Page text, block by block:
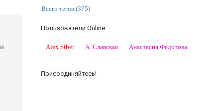
Всего тегов (375)
Пользователи Online
Alex Siber А. Славская Анастасия Федотова
Присоединяйтесь!